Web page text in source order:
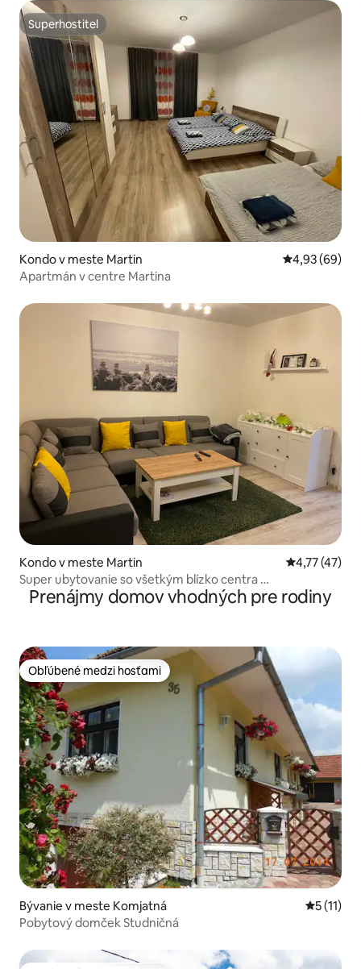
Superhostiteľ
Superhostiteľ
Kondo v meste Martin Priemerné
4,93 (69)
Apartmán v centre Martina
Kondo v meste Martin Priemerné
4,77 (47)
Super ubytovanie so všetkým blízko centra …
Prenájmy domov vhodných pre rodiny
Obľúbené medzi hosťami
Obľúbené medzi hosťami
Bývanie v meste Komjatná
5 (11)
Pobytový domček Studničná